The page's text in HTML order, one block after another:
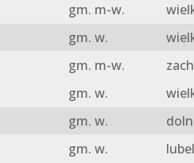
gm. m-w.
gm. w.
gm. m-w.
gm. w.
gm. w.
gm. w.